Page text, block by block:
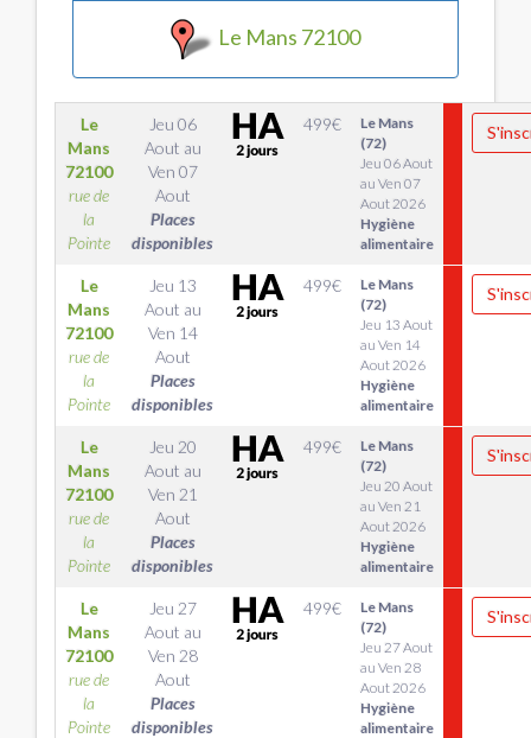
Le Mans 72100
Le
Mans
72100
rue de
la
Pointe
Jeu 06
Aout au
Ven 07
Aout
Places
disponibles
499€
Le Mans
(72)
Jeu 06 Aout
au Ven 07
Aout 2026
Hygiène
alimentaire
Le
Mans
72100
rue de
la
Pointe
Jeu 13
Aout au
Ven 14
Aout
Places
disponibles
499€
Le Mans
(72)
Jeu 13 Aout
au Ven 14
Aout 2026
Hygiène
alimentaire
Le
Mans
72100
rue de
la
Pointe
Jeu 20
Aout au
Ven 21
Aout
Places
disponibles
499€
Le Mans
(72)
Jeu 20 Aout
au Ven 21
Aout 2026
Hygiène
alimentaire
Le
Mans
72100
rue de
la
Pointe
Jeu 27
Aout au
Ven 28
Aout
Places
disponibles
499€
Le Mans
(72)
Jeu 27 Aout
au Ven 28
Aout 2026
Hygiène
alimentaire